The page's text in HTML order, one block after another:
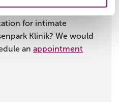
in a no-obligation
for intimate
Klinik? We would
an appointment